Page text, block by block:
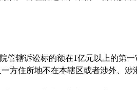
管辖诉讼标的额在1亿元以上的第
方住所地不在本辖区或者涉外、涉